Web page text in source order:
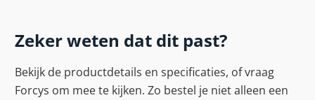
Zeker weten dat dit past?
Bekijk de productdetails en specificaties, of vraag
Forcys om mee te kijken. Zo bestel je niet alleen een